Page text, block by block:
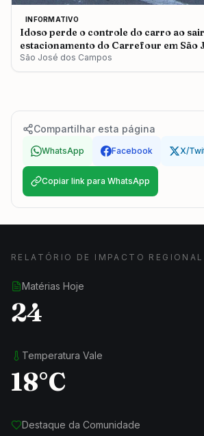
INFORMATIVO
Idoso perde o controle do carro ao
estacionamento do Carrefour em São
São José dos Campos
Compartilhar esta página
WhatsApp Facebook X/
Copiar link para WhatsApp
RELATÓRIO DE IMPACTO REGIONAL
Matérias Hoje
24
Temperatura Vale
18°C
Destaque da Comunidade